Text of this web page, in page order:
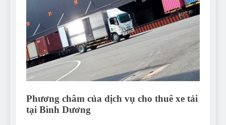
Phương châm của dịch vụ cho thuê xe tải
tại Bình Dương